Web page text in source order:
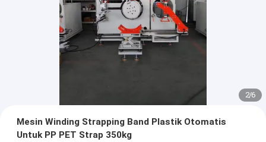
2/6
Mesin Winding Strapping Band Plastik Otomatis
Untuk PP PET Strap 350kg